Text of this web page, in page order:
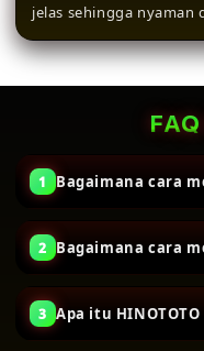
jelas sehingga nyaman
1 Bagaimana cara
2 Bagaimana cara
3 Apa itu